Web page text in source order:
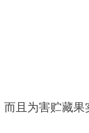
且为害贮藏果